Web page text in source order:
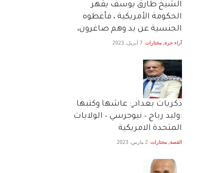
الشيخ طارق يوسف يقهر
الحكومة الأمريكية ، فأعطوه
الجنسية عن يد وهم صاغرون،
آراء حرة, مختارات 7 أبريل، 2023
دكريات بغداد ٍ: عاشها وكتبها
:وليد رباح – نيوجرسي – الولايات
المتحدة الامريكية
القصة, مختارات 2 مارس، 2023